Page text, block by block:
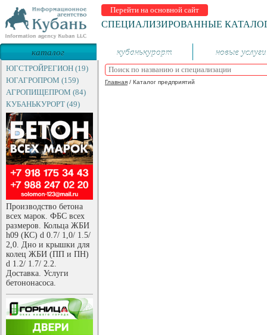
Перейти на основной сайт
СПЕЦИАЛИЗИРОВАННЫЕ
каталог
предприятий
кубанькурорт новые услуги
ЮГСТРОЙРЕГИОН (19)
ЮГАГРОПРОМ (159)
АГРОПИЩЕПРОМ (84)
КУБАНЬКУРОРТ (49)
Производство бетона
всех марок. ФБС всех
размеров. Кольца ЖБИ
h09 (КС) d 0.7/ 1,0/ 1.5/
2,0. Дно и крышки для
колец ЖБИ (ПП и ПН)
d 1.2/ 1.7/ 2.2.
Доставка. Услуги
бетононасоса.
Главная / Каталог предприятий